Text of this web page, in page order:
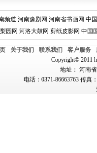
频道 河南豫剧网 河南省书画网 中
梨园网 河洛大鼓网 剪纸皮影网 中国
关于我们 联系我们 客户服务
Copyright© 2011
地址： 河南
电话：0371-86663763 传真